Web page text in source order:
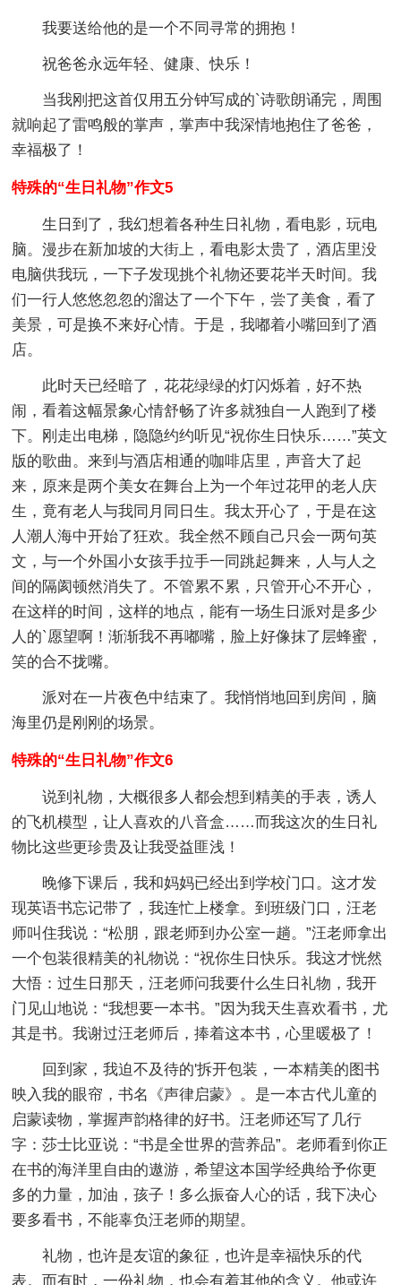
我要送给他的是一个不同寻常的拥抱！
祝爸爸永远年轻、健康、快乐！
当我刚把这首仅用五分钟写成的`诗歌朗诵完，周围
就响起了雷鸣般的掌声，掌声中我深情地抱住了爸爸，
幸福极了！
特殊的“生日礼物”作文5
生日到了，我幻想着各种生日礼物，看电影，玩电
脑。漫步在新加坡的大街上，看电影太贵了，酒店里没
电脑供我玩，一下子发现挑个礼物还要花半天时间。我
们一行人悠悠忽忽的溜达了一个下午，尝了美食，看了
美景，可是换不来好心情。于是，我嘟着小嘴回到了酒
店。
此时天已经暗了，花花绿绿的灯闪烁着，好不热
闹，看着这幅景象心情舒畅了许多就独自一人跑到了楼
下。刚走出电梯，隐隐约约听见“祝你生日快乐……”英文
版的歌曲。来到与酒店相通的咖啡店里，声音大了起
来，原来是两个美女在舞台上为一个年过花甲的老人庆
生，竟有老人与我同月同日生。我太开心了，于是在这
人潮人海中开始了狂欢。我全然不顾自己只会一两句英
文，与一个外国小女孩手拉手一同跳起舞来，人与人之
间的隔阂顿然消失了。不管累不累，只管开心不开心，
在这样的时间，这样的地点，能有一场生日派对是多少
人的`愿望啊！渐渐我不再嘟嘴，脸上好像抹了层蜂蜜，
笑的合不拢嘴。
派对在一片夜色中结束了。我悄悄地回到房间，脑
海里仍是刚刚的场景。
特殊的“生日礼物”作文6
说到礼物，大概很多人都会想到精美的手表，诱人
的飞机模型，让人喜欢的八音盒……而我这次的生日礼
物比这些更珍贵及让我受益匪浅！
晚修下课后，我和妈妈已经出到学校门口。这才发
现英语书忘记带了，我连忙上楼拿。到班级门口，汪老
师叫住我说：“松朋，跟老师到办公室一趟。”汪老师拿出
一个包装很精美的礼物说：“祝你生日快乐。我这才恍然
大悟：过生日那天，汪老师问我要什么生日礼物，我开
门见山地说：“我想要一本书。”因为我天生喜欢看书，尤
其是书。我谢过汪老师后，捧着这本书，心里暖极了！
回到家，我迫不及待的'拆开包装，一本精美的图书
映入我的眼帘，书名《声律启蒙》。是一本古代儿童的
启蒙读物，掌握声韵格律的好书。汪老师还写了几行
字：莎士比亚说：“书是全世界的营养品”。老师看到你正
在书的海洋里自由的遨游，希望这本国学经典给予你更
多的力量，加油，孩子！多么振奋人心的话，我下决心
要多看书，不能辜负汪老师的期望。
礼物，也许是友谊的象征，也许是幸福快乐的代
表。而有时，一份礼物，也会有着其他的含义。他或许